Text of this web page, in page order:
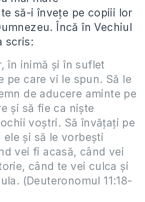
să-i învețe pe copiii lor
Încă în Vechiul
scris:
în inimă şi în suflet
pe care vi le spun. Să le
de aducere aminte pe
şi să fie ca nişte
voştri. Să învăţaţi pe
şi să le vorbeşti
vei fi acasă, când vei
când te vei culca şi
(Deuteronomul 11:18-